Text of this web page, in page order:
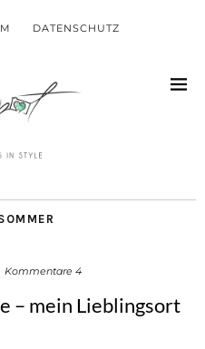
DATENSCHUTZ
Kommentare 4
– mein Lieblingsort